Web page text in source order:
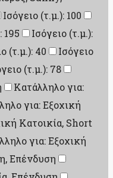
Ισόγειο (τ.μ.): 100
195
Ισόγειο (τ.μ.):
(τ.μ.): 40
Ισόγειο
(τ.μ.): 78
Κατάλληλο για:
για: Εξοχική
Κατοικία, Short
για: Εξοχική
Επένδυση